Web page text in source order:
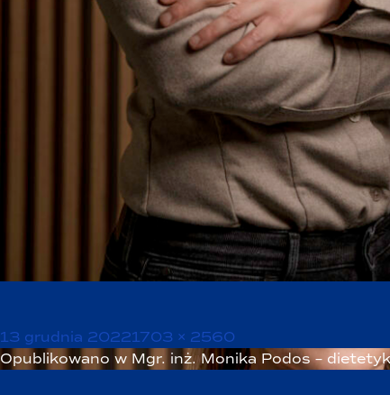
Opublikowano
13 grudnia 2022Pełny
rozmiar
1703 × 2560
Nawigacja
Opublikowano w Mgr. inż. Monika Podos –